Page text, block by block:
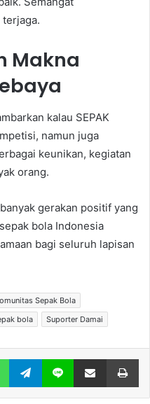
Makna
kalau SEPAK
namun juga
keunikan, kegiatan
orang.
gerakan positif yang
bola Indonesia
bagi seluruh lapisan
Sepak Bola
bola Suporter Damai
WhatsApp Telegram Line Share via Email